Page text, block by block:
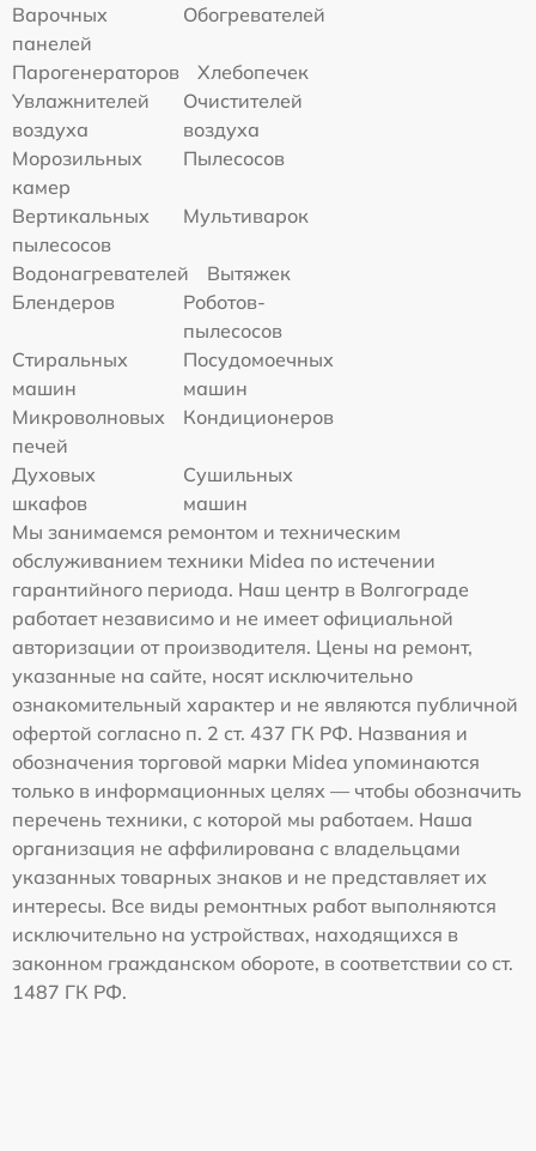
Варочных
панелей
Обогревателей
Парогенераторов
Хлебопечек
Увлажнителей
воздуха
Очистителей
воздуха
Морозильных
камер
Пылесосов
Вертикальных
пылесосов
Мультиварок
Водонагревателей
Вытяжек
Блендеров
Роботов-
пылесосов
Стиральных
машин
Посудомоечных
машин
Микроволновых
печей
Кондиционеров
Духовых
шкафов
Сушильных
машин
Мы занимаемся ремонтом и техническим
обслуживанием техники Midea по истечении
гарантийного периода. Наш центр в Волгограде
работает независимо и не имеет официальной
авторизации от производителя. Цены на ремонт,
указанные на сайте, носят исключительно
ознакомительный характер и не являются публичной
офертой согласно п. 2 ст. 437 ГК РФ. Названия и
обозначения торговой марки Midea упоминаются
только в информационных целях — чтобы обозначить
перечень техники, с которой мы работаем. Наша
организация не аффилирована с владельцами
указанных товарных знаков и не представляет их
интересы. Все виды ремонтных работ выполняются
исключительно на устройствах, находящихся в
законном гражданском обороте, в соответствии со ст.
1487 ГК РФ.